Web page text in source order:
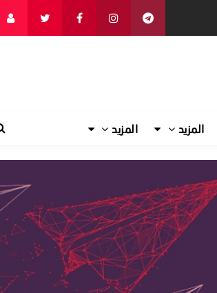
المزيد المزيد